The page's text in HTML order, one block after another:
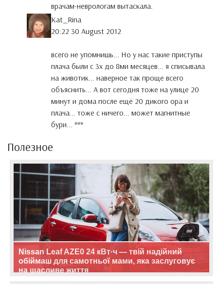
врачам-неврологам вытаскала.
Kat_Rina
20:22 30 August 2012
всего не упомнишь... Но у нас такие приступы
плача были с 3х до 8ми месяцев... я списывала
на животик... наверное так проще всего
объяснить... А вот сегодня тоже на улице 20
минут и дома после ещё 20 дикого ора и
плача... тоже с ничего... может магнитные
бури... ***
Полезное
Nissan Leaf AZE0 24 кВт·ч — твій надійний
обіймаш для самотньої мами, яка заслуговує
на щасливе життя